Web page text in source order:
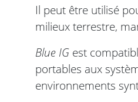
Il peut être utilisé
milieux terrestre,
Blue IG est
portables aux
environnements